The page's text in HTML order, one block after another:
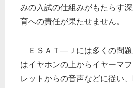
みの入試の仕組みがもたらす
育への責任が果たせません。
ＥＳＡＴ―Ｊには多くの問題
はイヤホンの上からイヤーマ
レットからの音声などに従い